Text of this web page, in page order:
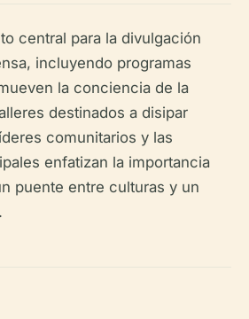
central para la divulgación
incluyendo programas
la conciencia de la
destinados a disipar
comunitarios y las
enfatizan la importancia
puente entre culturas y un